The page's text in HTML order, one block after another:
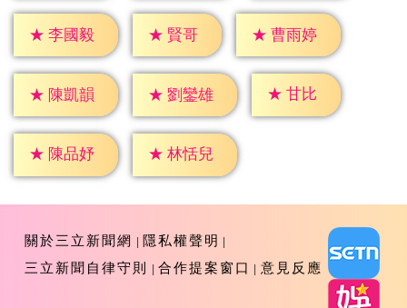
★ 李國毅 ★ 賢哥 ★ 曹雨婷
★ 陳凱韻 ★ 劉鑾雄 ★ 甘比
★ 陳品妤 ★ 林恬兒
關於三立新聞網
隱私權聲明
三立新聞自律守則
合作提案窗口 意見反應